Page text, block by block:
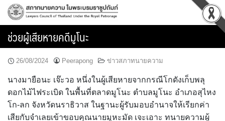
Skip
content
ช่วยผู้เสียหายคดีมูโนะ
26/08/2024 Peerapong ข่าวสภาทนายความ
นางมายือนะ เจ๊ะวอ หนึ่งในผู้เสียหายจากกรณีโกดังเก็บพลุ
ดอกไม้ไฟระเบิด ในพื้นที่ตลาดมูโนะ ตำบลมูโนะ อำเภอสุไหง
โก-ลก จังหวัดนราธิวาส ในฐานะผู้รับมอบอำนาจให้เรียกค่า
เสียกับจำเลยเข้าขอบคุณนายมูหะมัด เจะเอาะ ทนายความผู้